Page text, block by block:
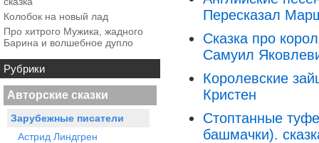
Колобок на новый лад
Про хитрого Мужика, жадного
Барина и волшебное дупло
Рубрики
Авторские сказки
Зарубежные писатели
Астрид Линдгрен
Пересказал
Сказка про
Самуил
Королевские
Кристен
Стоптанные
башмачки).